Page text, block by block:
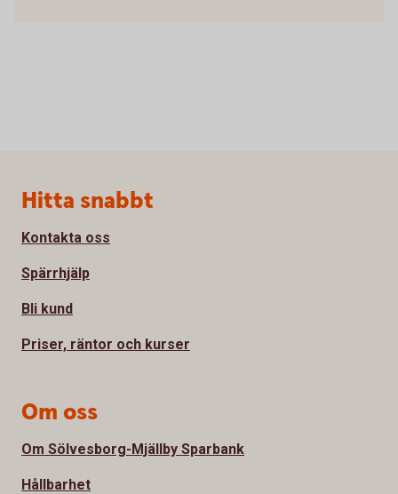
Sidfot
Hitta snabbt
Kontakta oss
Spärrhjälp
Bli kund
Priser, räntor och kurser
Om oss
Om Sölvesborg-Mjällby Sparbank
Hållbarhet